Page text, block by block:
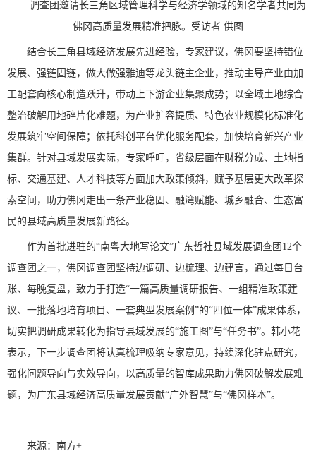
调查团邀请长三角区域管理科学与经济学领域的知名学者共同为
佛冈高质量发展精准把脉。受访者 供图
结合长三角县域经济发展先进经验，专家建议，佛冈要坚持错位
发展、强链固链，做大做强雅迪等龙头链主企业，推动主导产业由加
工配套向核心制造跃升，带动上下游企业集聚成势；以全域土地综合
整治破解用地碎片化难题，为产业扩容提质、特色农业规模化标准化
发展筑牢空间保障；依托科创平台优化服务配套，加快培育新兴产业
集群。针对县域发展实际，专家呼吁，省级层面在财税分成、土地指
标、交通基建、人才科技等方面加大政策倾斜，赋予基层更大改革探
索空间，助力佛冈走出一条产业稳固、融湾赋能、城乡融合、生态富
民的县域高质量发展新路径。
作为首批进驻的“南粤大地写论文”广东哲社县域发展调查团12个
调查团之一，佛冈调查团坚持边调研、边梳理、边建言，通过每日台
账、每晚复盘，致力于打造“一篇高质量调研报告、一组精准政策建
议、一批落地培育项目、一套典型发展案例”的“四位一体”成果体系，
切实把调研成果转化为指导县域发展的“施工图”与“任务书”。韩小花
表示，下一步调查团将认真梳理吸纳专家意见，持续深化驻点研究，
强化问题导向与实效导向，以高质量的智库成果助力佛冈破解发展难
题，为广东县域经济高质量发展贡献“广外智慧”与“佛冈样本”。
来源：南方+